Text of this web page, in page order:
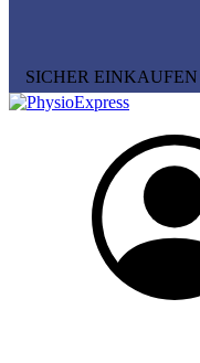
SICHER EINKAUFEN